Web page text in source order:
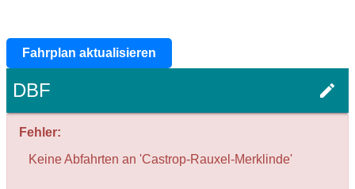
Fahrplan aktualisieren